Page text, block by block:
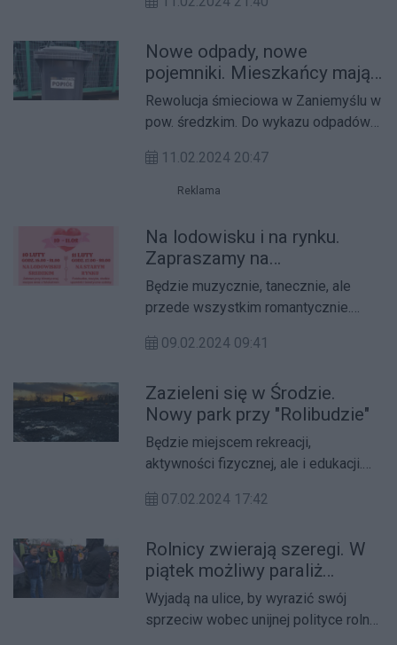
nogą, ponadprzeciętnym
zmysłem do rozegrania.
Nowe odpady, nowe
pojemniki. Mieszkańcy mają
tylko jedną uwagę
Rewolucja śmieciowa w Zaniemyślu w
pow. średzkim. Do wykazu odpadów
zmieszanych, tworzyw sztucznych,
szkła i papieru – doszedł kolejny:
11.02.2024 20:47
Reklama
Na lodowisku i na rynku.
Zapraszamy na
Walentynkowy Weekend
Będzie muzycznie, tanecznie, ale
przede wszystkim romantycznie.
Środzie Wielkopolskiej.
09.02.2024 09:41
Zazieleni się w Środzie.
Nowy park przy "Rolibudzie"
Będzie miejscem rekreacji,
aktywności fizycznej, ale i edukacji.
Wielkopolskiej powstaje park.
07.02.2024 17:42
Rolnicy zwierają szeregi. W
piątek możliwy paraliż
Poznania
Wyjadą na ulice, by wyrazić swój
sprzeciw wobec unijnej polityce rolnej